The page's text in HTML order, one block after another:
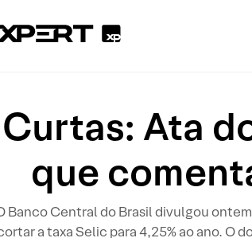
Curtas: Ata
que
Banco Central do Brasil divulgou
a taxa Selic para 4,25% ao ano.